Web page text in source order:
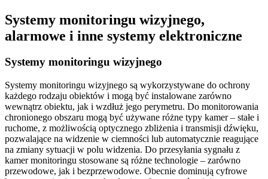
Systemy monitoringu wizyjnego,
alarmowe i inne systemy elektroniczne
Systemy monitoringu wizyjnego
Systemy monitoringu wizyjnego są wykorzystywane do ochrony
każdego rodzaju obiektów i mogą być instalowane zarówno
wewnątrz obiektu, jak i wzdłuż jego perymetru. Do monitorowania
chronionego obszaru mogą być używane różne typy kamer – stałe i
ruchome, z możliwością optycznego zbliżenia i transmisji dźwięku,
pozwalające na widzenie w ciemności lub automatycznie reagujące
na zmiany sytuacji w polu widzenia. Do przesyłania sygnału z
kamer monitoringu stosowane są różne technologie – zarówno
przewodowe, jak i bezprzewodowe. Obecnie dominują cyfrowe